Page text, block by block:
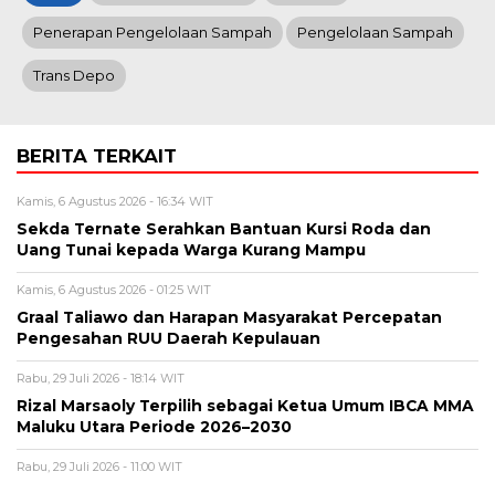
Penerapan Pengelolaan Sampah Pengelolaan Sampah
Trans Depo
BERITA TERKAIT
Kamis, 6 Agustus 2026 - 16:34 WIT
Sekda Ternate Serahkan Bantuan Kursi Roda dan
Uang Tunai kepada Warga Kurang Mampu
Kamis, 6 Agustus 2026 - 01:25 WIT
Graal Taliawo dan Harapan Masyarakat Percepatan
Pengesahan RUU Daerah Kepulauan
Rabu, 29 Juli 2026 - 18:14 WIT
Rizal Marsaoly Terpilih sebagai Ketua Umum IBCA MMA
Maluku Utara Periode 2026–2030
Rabu, 29 Juli 2026 - 11:00 WIT